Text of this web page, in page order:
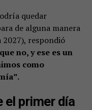
quedar
de alguna manera
respondió
no, y ese es un
como
el primer día